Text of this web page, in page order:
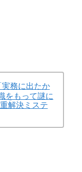
実務に出たか
をもって謎に
解決ミステ